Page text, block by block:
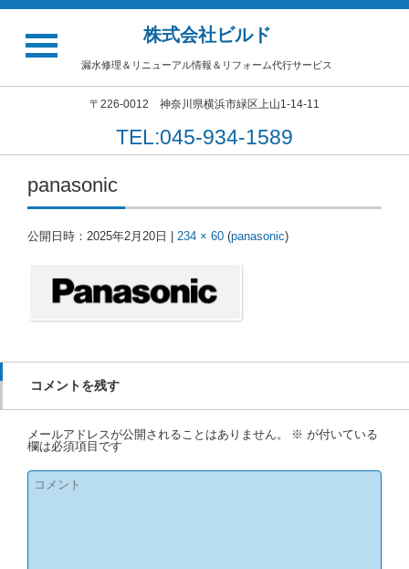
株式会社ビルド
漏水修理＆リニューアル情報＆リフォーム代行サービス
〒226-0012 神奈川県横浜市緑区上山1-14-11
TEL:045-934-1589
panasonic
公開日時： 2025年2月20日 234 × 60 (panasonic)
コメントを残す
メールアドレスが公開されることはありません。 ※ が付いている
欄は必須項目です